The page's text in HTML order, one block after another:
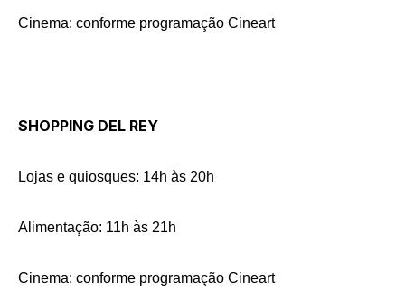
Cinema: conforme programação Cineart
SHOPPING DEL REY
Lojas e quiosques: 14h às 20h
Alimentação: 11h às 21h
Cinema: conforme programação Cineart